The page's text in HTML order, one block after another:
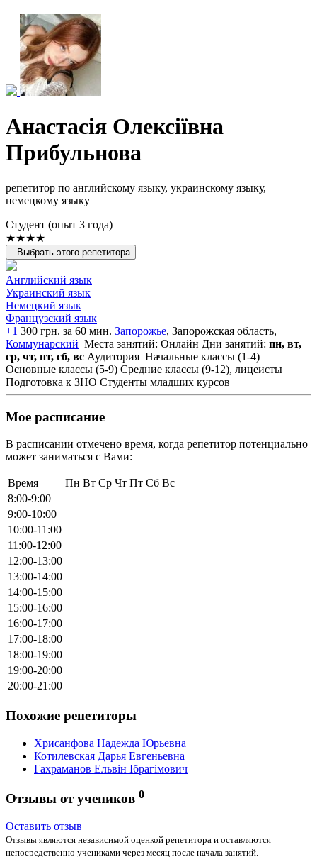
Анастасія Олексіївна
Прибульнова
репетитор по английскому языку, украинскому языку,
немецкому языку
Cтудент (опыт 3 года)
★★★★
Выбрать этого репетитора
Английский язык
Украинский язык
Немецкий язык
Французский язык
+1 300 грн. за 60 мин. Запорожье, Запорожская область,
Коммунарский Места занятий: Онлайн Дни занятий: пн, вт,
ср, чт, пт, сб, вс Аудитория Начальные классы (1-4)
Основные классы (5-9) Средние классы (9-12), лицеисты
Подготовка к ЗНО Студенты младших курсов
Мое расписание
В расписании отмечено время, когда репетитор потенциально
может заниматься с Вами:
Время Пн Вт Ср Чт Пт Сб Вс
8:00-9:00
9:00-10:00
10:00-11:00
11:00-12:00
12:00-13:00
13:00-14:00
14:00-15:00
15:00-16:00
16:00-17:00
17:00-18:00
18:00-19:00
19:00-20:00
20:00-21:00
Похожие репетиторы
Хрисанфова Надежда Юрьевна
Котилевская Дарья Евгеньевна
Гахраманов Ельвін Ібрагімович
Отзывы от учеников 0
Оставить отзыв
Отзывы являются независимой оценкой репетитора и оставляются
непосредственно учениками через месяц после начала занятий.